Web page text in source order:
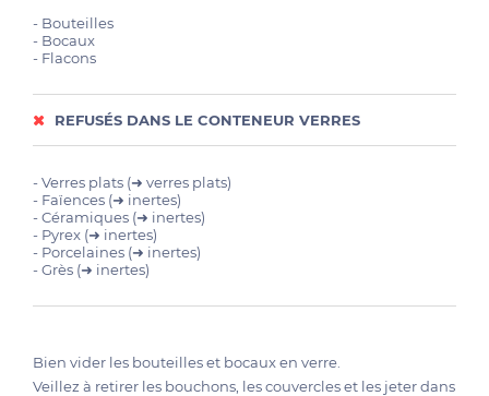
- Bouteilles
- Bocaux
- Flacons
REFUSÉS DANS LE CONTENEUR VERRES
- Verres plats (➜ verres plats)
- Faïences (➜ inertes)
- Céramiques (➜ inertes)
- Pyrex (➜ inertes)
- Porcelaines (➜ inertes)
- Grès (➜ inertes)
Bien vider les bouteilles et bocaux en verre.
Veillez à retirer les bouchons, les couvercles et les jeter dans